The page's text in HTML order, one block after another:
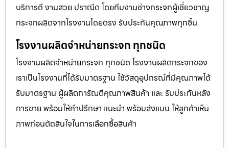
บริการดี งานสวย ปราณีต โดยทีมงานช่างกระจกผู้เชี่ยวชาญ
กระจกผลิตจากโรงงานโดยตรง รับประกันคุณภาพทุกชิ้น
โรงงานผลิตจำหน่ายกระจก ทุกชนิด
โรงงานผลิตจำหน่ายกระจก ทุกชนิด โรงงานผลิตกระจกของ
เราเป็นโรงงานที่ได้รับมาตรฐาน ใช้วัสดุอุปกรณ์ที่มีคุณภาพได้
รับมาตรฐาน ผู้ผลิตการัณตีคุณภาพสินค้า และ รับประกันหลัง
การขาย พร้อมให้คำปรึกษา แนะนำ พร้อมส่งแบบ ให้ลูกค้าเห็น
ภาพก่อนตัดสินใจในการเลือกซื้อสินค้า